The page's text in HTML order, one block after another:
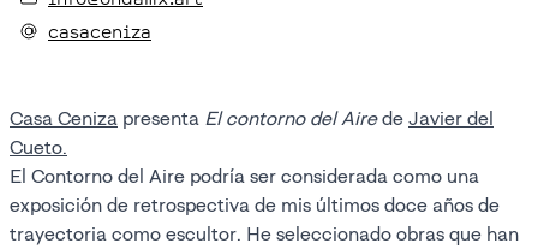
casaceniza
Casa Ceniza presenta El contorno del Airede Javier del
Cueto.
El Contorno del Aire podría ser considerada como una
exposición de retrospectiva de mis últimos doce años de
trayectoria como escultor. He seleccionado obras que han